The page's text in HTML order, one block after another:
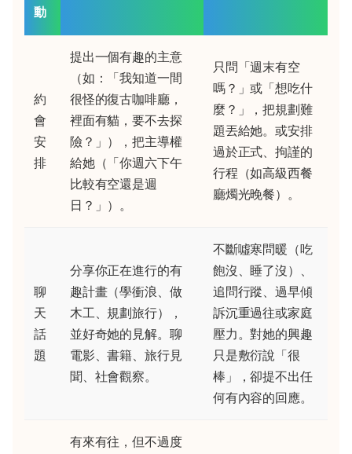
動
約
會
安
排
提出一個有趣的主意
（如：「我知道一間
很怪的復古咖啡廳，
裡面有貓，要不去探
險？」），把主導權
給她（「你週六下午
比較有空還是週
日？」）。
只問「週末有空
嗎？」或「想吃什
麼？」，把規劃難
題丟給她。或安排
過於正式、拘謹的
行程（如高級西餐
廳燭光晚餐）。
聊
天
話
題
分享你正在進行的有
趣計畫（學衝浪、做
木工、規劃旅行），
並好奇她的見解。聊
電影、書籍、旅行見
聞、社會觀察。
不斷噓寒問暖（吃
飽沒、睡了沒）、
追問行蹤、過早傾
訴沉重過往或家庭
壓力。對她的興趣
只是敷衍說「很
棒」，卻提不出任
何有內容的回應。
有來有往，但不過度